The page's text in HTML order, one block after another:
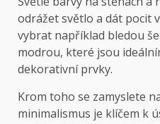
odrážet světlo a dát pocit
vybrat například bledou
modrou, které jsou
dekorativní prvky.
Krom toho se zamyslete
minimalismus je klíčem k